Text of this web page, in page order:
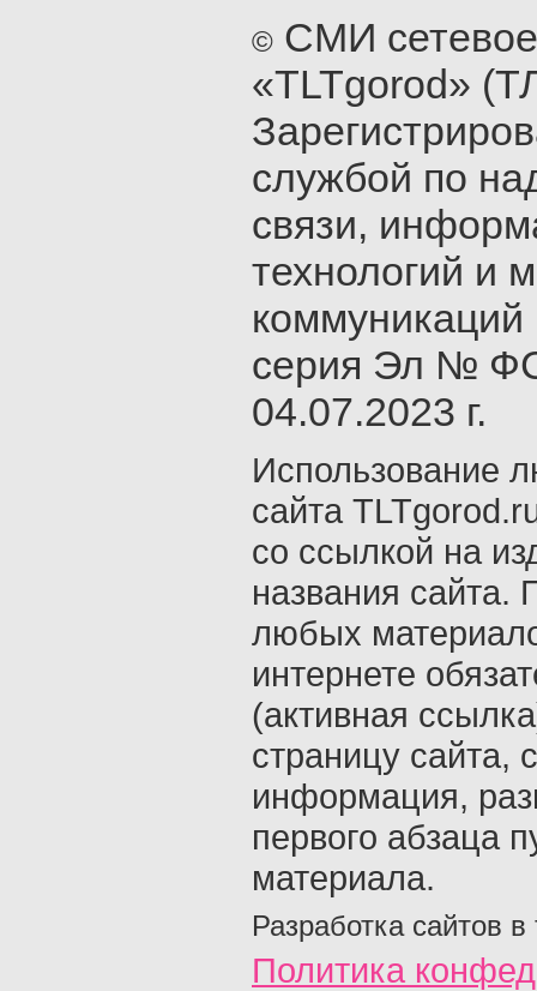
© СМИ
«TLTgorod»
службой по
связи,
технологий и
серия Эл №
04.07.2023 г.
Использование
сайта
со ссылкой на
названия сайта.
любых
интернете
(активная
страницу сайта,
информация,
первого абзаца
материала.
Разработка сайтов в
Политика